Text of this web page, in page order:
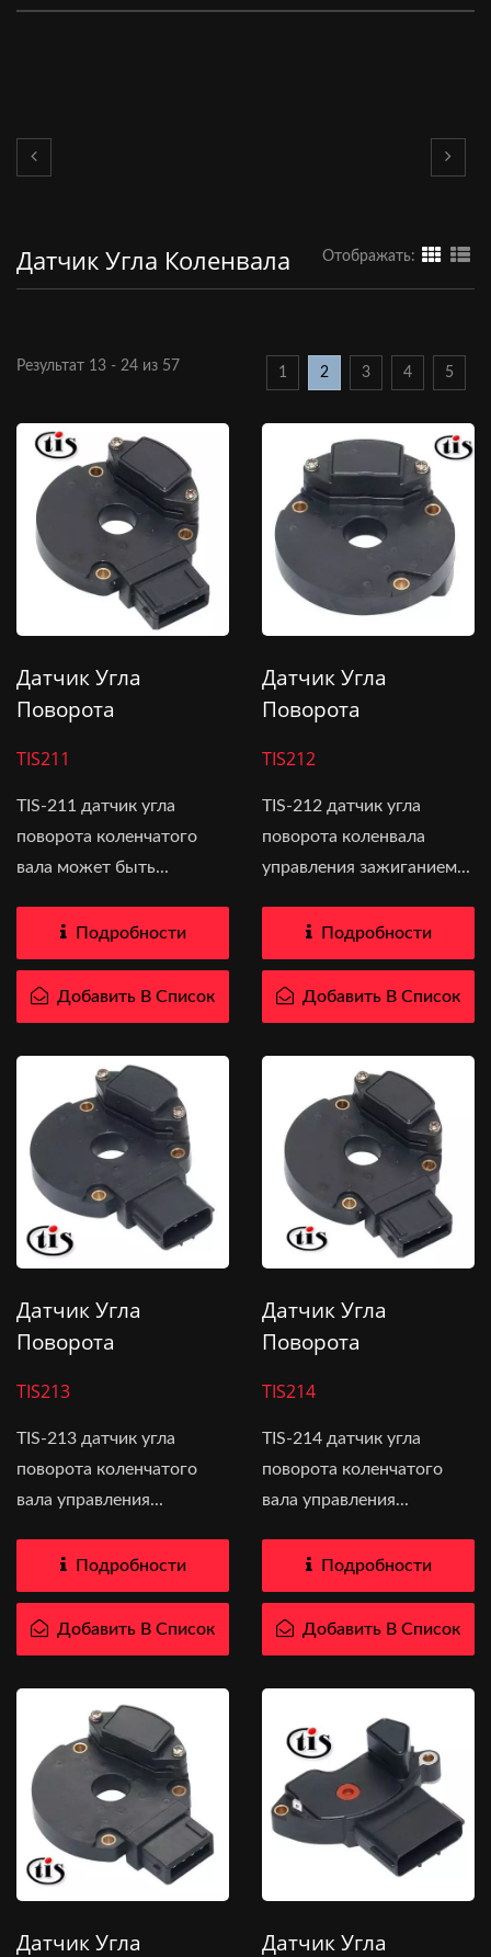
Датчик Угла Коленвала Отображать:
Результат 13 - 24 из 57 1 2 3 4 5
Датчик Угла
Поворота
J934
TIS211
TIS-211 датчик угла
поворота коленчатого
вала может быть...
Подробности
Добавить В Список
Датчик Угла
Поворота
TIS212
TIS-212 датчик угла
поворота коленвала
управления зажиганием...
Подробности
Добавить В Список
Датчик Угла
Поворота
J927
TIS213
TIS-213 датчик угла
поворота коленчатого
вала управления...
Подробности
Добавить В Список
Датчик Угла
Поворота
J917
TIS214
TIS-214 датчик угла
поворота коленчатого
вала управления...
Подробности
Добавить В Список
Датчик Угла Датчик Угла